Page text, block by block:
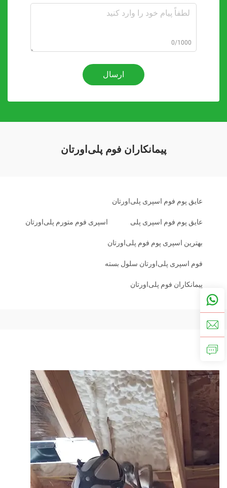
0/1000
ارسال
پیمانکاران فوم پلی‌اورتان
عایق پوم فوم اسپری پلی‌اورتان
عایق پوم فوم اسپری پلی اسپری فوم متورم پلی‌اورتان
بهترین اسپری پوم فوم پلی‌اورتان
فوم اسپری پلی‌اورتان سلول بسته
پیمانکاران فوم پلی‌اورتان